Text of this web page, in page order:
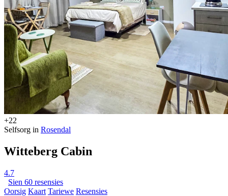
+22
Selfsorg in Rosendal
Witteberg Cabin
4.7
Sien 60 resensies
Oorsig Kaart Tariewe Resensies